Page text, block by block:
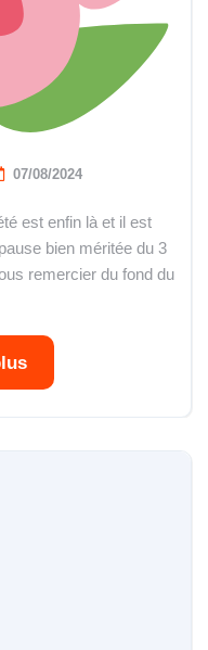
07/08/2024
est enfin là et il est
bien méritée du 3
remercier du fond du